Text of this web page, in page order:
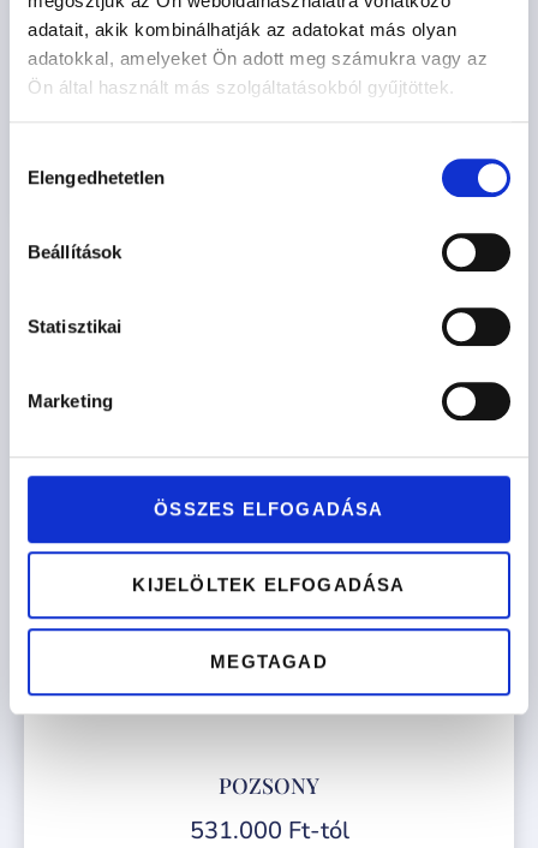
adatait, akik kombinálhatják az adatokat más olyan
adatokkal, amelyeket Ön adott meg számukra vagy az
Ön által használt más szolgáltatásokból gyűjtöttek.
kiválasztása
Elengedhetetlen
Beállítások
Statisztikai
Marketing
ÖSSZES ELFOGADÁSA
KIJELÖLTEK ELFOGADÁSA
MEGTAGAD
POZSONY
416.700Ft-tól
POZSONY
531.000 Ft-tól